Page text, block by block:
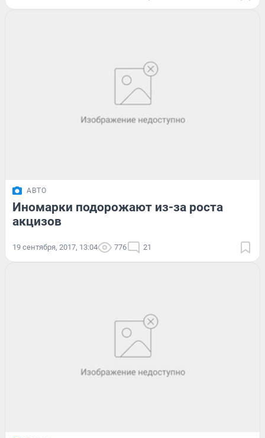
АВТО
Иномарки подорожают из-за роста
акцизов
19 сентября, 2017, 13:04 776 21